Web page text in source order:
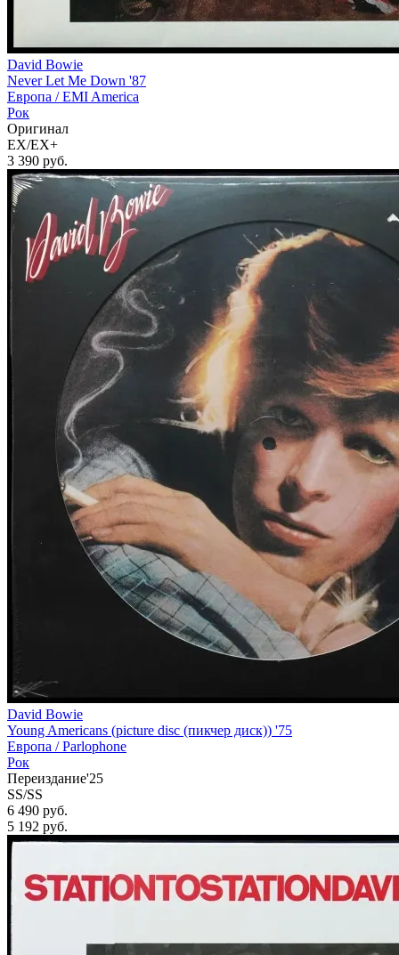
David Bowie
Never Let Me Down '87
Европа /EMI America
Рок
Оригинал
EX/EX+
3 390 руб.
David Bowie
Young Americans (picture disc (пикчер диск)) '75
Европа /Parlophone
Рок
Переиздание'25
SS/SS
6 490 руб.
5 192 руб.